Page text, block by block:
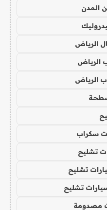
المدن
الرياض
الرياض
الرياض
سكراب
تشليح
تشليح
تشليح
مصدومة